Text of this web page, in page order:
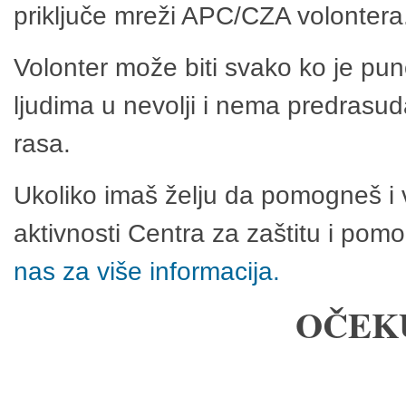
priključe mreži APC/CZA
Volonter može biti svako ko je
ljudima u nevolji i nema
rasa.
Ukoliko imaš želju da pomogneš
aktivnosti Centra za zaštitu i
nas za više informacija.